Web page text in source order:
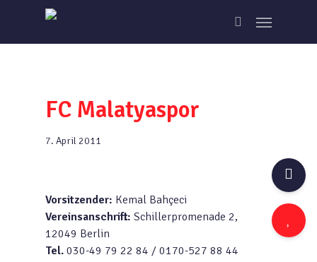
main
search
Menu
FC Malatyaspor
7. April 2011
Vorsitzender: Kemal Bahçeci
Vereinsanschrift: Schillerpromenade 2,
12049 Berlin
Tel. 030-49 79 22 84 / 0170-527 88 44